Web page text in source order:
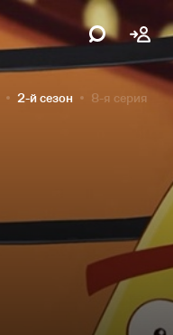
2-й сезон 8-я серия